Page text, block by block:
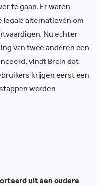
te gaan. Er waren
legale alternatieven om
Nu echter
van twee anderen een
vindt Brein dat
krijgen eerst een
worden
uit een oudere